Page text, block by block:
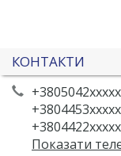
КОНТАКТИ
+3805042xxxxx
+3804453xxxxx
+3804422xxxxx
Показати